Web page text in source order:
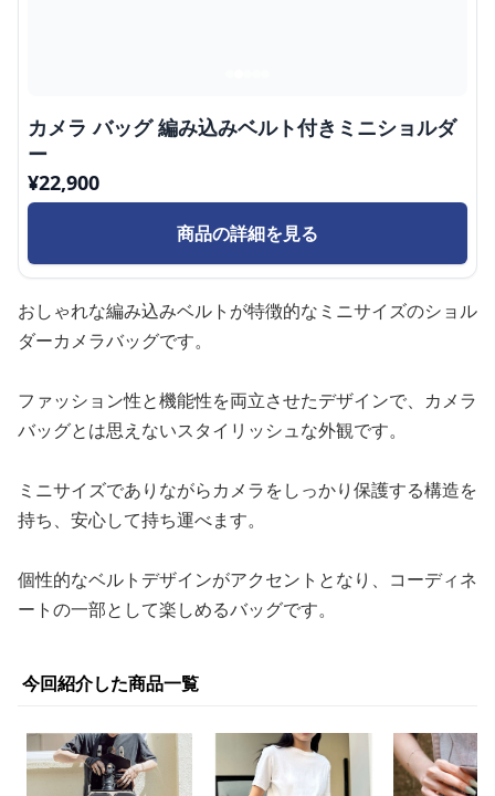
カメラ バッグ 編み込みベルト付きミニショルダ
ー
¥22,900
商品の詳細を見る
おしゃれな編み込みベルトが特徴的なミニサイズのショル
ダーカメラバッグです。
ファッション性と機能性を両立させたデザインで、カメラ
バッグとは思えないスタイリッシュな外観です。
ミニサイズでありながらカメラをしっかり保護する構造を
持ち、安心して持ち運べます。
個性的なベルトデザインがアクセントとなり、コーディネ
ートの一部として楽しめるバッグです。
今回紹介した商品一覧